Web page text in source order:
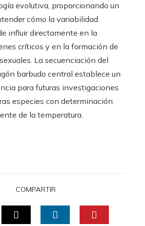
evolutiva, proporcionando un
cómo la variabilidad
influir directamente en la
críticos y en la formación de
La secuenciación del
barbudo central establece un
para futuras investigaciones
especies con determinación
de la temperatura.
COMPARTIR